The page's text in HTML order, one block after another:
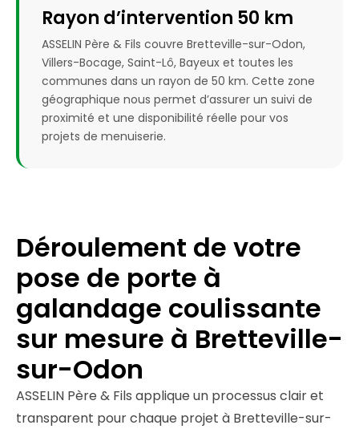
Rayon d’intervention 50 km
ASSELIN Père & Fils couvre Bretteville-sur-Odon,
Villers-Bocage, Saint-Lô, Bayeux et toutes les
communes dans un rayon de 50 km. Cette zone
géographique nous permet d’assurer un suivi de
proximité et une disponibilité réelle pour vos
projets de menuiserie.
Déroulement de votre
pose de porte à
galandage coulissante
sur mesure à Bretteville-
sur-Odon
ASSELIN Père & Fils applique un processus clair et
transparent pour chaque projet à Bretteville-sur-